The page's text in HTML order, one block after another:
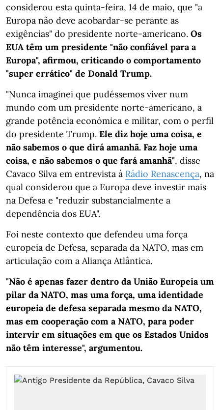
considerou esta quinta-feira, 14 de maio, que "a
Europa não deve acobardar-se perante as
exigências" do presidente norte-americano. Os
EUA têm um presidente "não confiável para a
Europa", afirmou, criticando o comportamento
"super errático" de Donald Trump.
"Nunca imaginei que pudéssemos viver num
mundo com um presidente norte-americano, a
grande potência económica e militar, com o perfil
do presidente Trump. Ele diz hoje uma coisa, e
não sabemos o que dirá amanhã. Faz hoje uma
coisa, e não sabemos o que fará amanhã", disse
Cavaco Silva em entrevista à Rádio Renascença, na
qual considerou que a Europa deve investir mais
na Defesa e "reduzir substancialmente a
dependência dos EUA".
Foi neste contexto que defendeu uma força
europeia de Defesa, separada da NATO, mas em
articulação com a Aliança Atlântica.
"Não é apenas fazer dentro da União Europeia um
pilar da NATO, mas uma força, uma identidade
europeia de defesa separada mesmo da NATO,
mas em cooperação com a NATO, para poder
intervir em situações em que os Estados Unidos
não têm interesse", argumentou.